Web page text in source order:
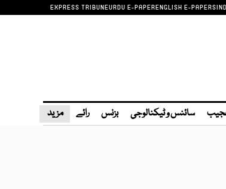
EXPRESS TRIBUNEURDU E-PAPERENGLISH E-PAPER
سائنس و ٹیکنالوجی بزنس رائے مزید